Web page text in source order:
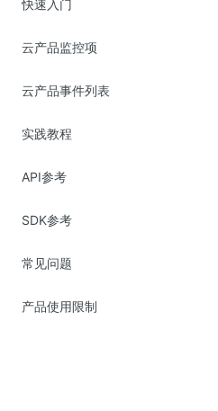
快速入门
云产品监控项
云产品事件列表
实践教程
API参考
SDK参考
常见问题
产品使用限制
视频云服务
云直播(KLS)
边缘节点计算
金山云云防火墙
云堡垒机